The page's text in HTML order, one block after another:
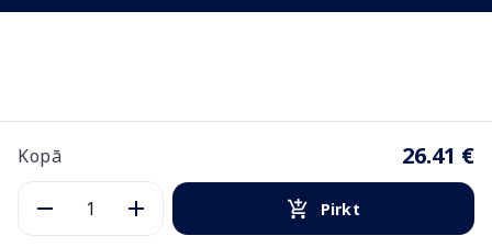
Kopā 26.41 €
Pirkt